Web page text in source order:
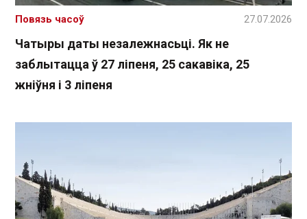
Чатыры даты незалежнасьці. Як не
заблытацца ў 27 ліпеня, 25 сакавіка, 25
жніўня і 3 ліпеня
Повязь часоў 27.07.2026